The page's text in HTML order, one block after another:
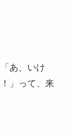
あ、いけ
」って、来